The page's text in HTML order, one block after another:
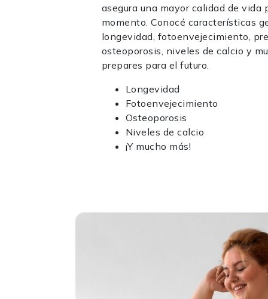
asegura una mayor calidad de vida
momento. Conocé características
longevidad, fotoenvejecimiento,
osteoporosis, niveles de calcio y
prepares para el futuro.
Longevidad
Fotoenvejecimiento
Osteoporosis
Niveles de calcio
¡Y mucho más!